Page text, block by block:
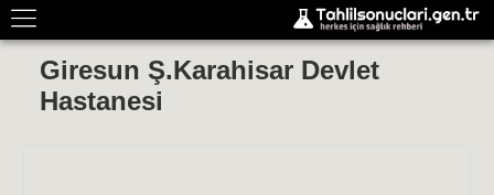
Giresun Ş.Karahisar Devlet
Hastanesi